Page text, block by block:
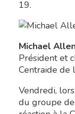
19.
Michael
Président et
Centraide de
Vendredi,
du groupe